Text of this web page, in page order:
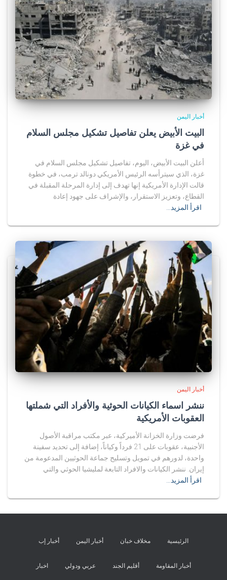
أخبار اليمن
البيت الأبيض يعلن تفاصيل تشكيل مجلس السلام
في غزة
أعلن البيت الأبيض، اليوم، تفاصيل تشكيل مجلس السلام في
غزة، الذي سيترأسه الرئيس الأمريكي دونالد ترمب، في خطوة
قالت الإدارة الأمريكية إنها تهدف إلى إدارة المرحلة المقبلة في
القطاع، وتعزيز الاستقرار، والإشراف على جهود إعادة
اقرأ المزيد…
أخبار اليمن
ننشر اسماء الكيانات الحوثية والأفراد التي شملتها
العقوبات الأمريكية
فرضت وزارة الخزانة الأميركية، عبر مكتب مراقبة الأصول
الأجنبية، عقوبات على 21 فرداً وكياناً، إضافة إلى تحديد سفينة
واحدة، لدورهم في تمويل وتسليح جماعة الحوثيين المدعومة من
إيران. ننشر الكيانات والافراد التابعة لمليشيا الحوثي والتي
اقرأ المزيد…
الرئيسية مخلاف خبان أخبار اليمن أخبار إب
أخبار المقاومة أقليم الجند عربي ودولي اخبار